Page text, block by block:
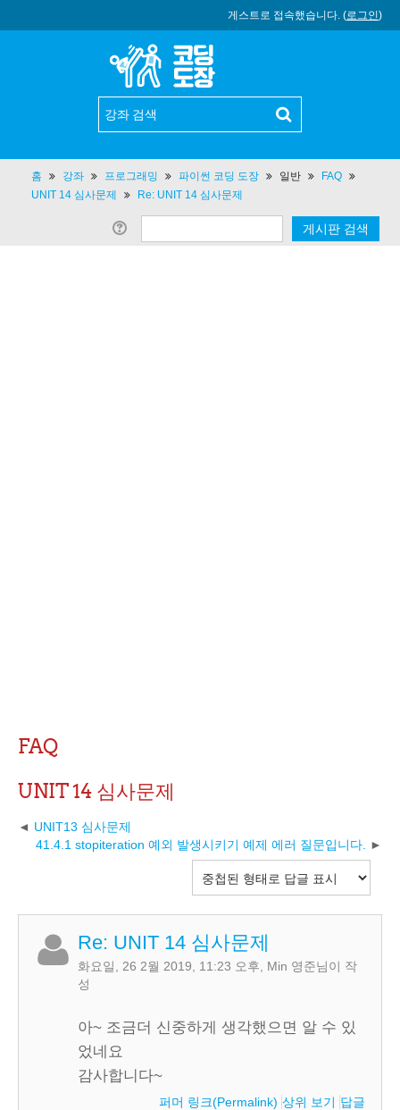
게스트로 접속했습니다. (로그인)
홈 강좌 프로그래밍 파이썬 코딩 도장 일반
FAQ
UNIT 14 심사문제
Re: UNIT 14 심사문제
FAQ
UNIT 14 심사문제
UNIT13 심사문제
41.4.1 stopiteration 예외 발생시키기 예제 에러 질문입니다.
Re: UNIT 14 심사문제
화요일, 26 2월 2019, 11:23 오후 Min 영준님이 작
성
아~ 조금더 신중하게 생각했으면 알 수 있
었네요
감사합니다~
퍼머 링크(Permalink) 상위 보기 답글